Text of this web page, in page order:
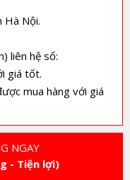
Hà Nội.
liên hệ số:
giá tốt.
mua hàng với giá
NGAY
- Tiện lợi)